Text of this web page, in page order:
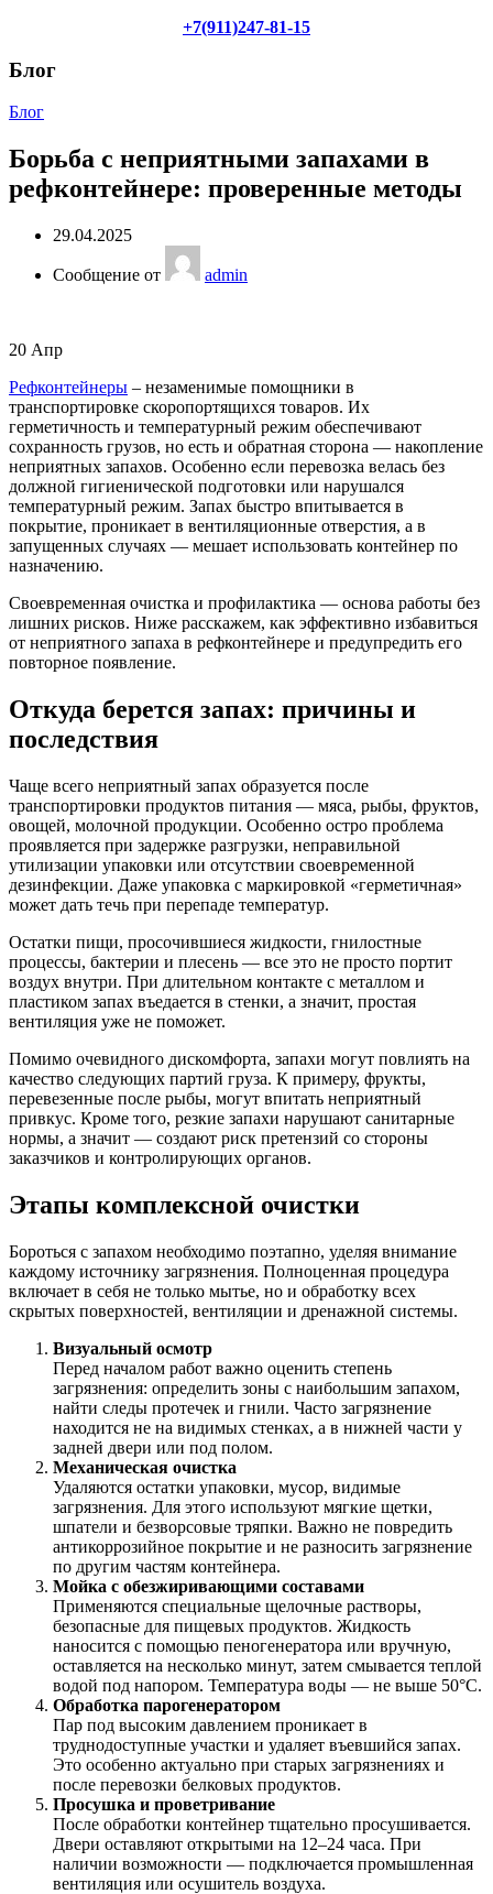
+7(911)247-81-15
Блог
Блог
Борьба с неприятными запахами в
рефконтейнере: проверенные методы
29.04.2025
Сообщение от admin
20 Апр
Рефконтейнеры – незаменимые помощники в
транспортировке скоропортящихся товаров. Их
герметичность и температурный режим обеспечивают
сохранность грузов, но есть и обратная сторона — накопление
неприятных запахов. Особенно если перевозка велась без
должной гигиенической подготовки или нарушался
температурный режим. Запах быстро впитывается в
покрытие, проникает в вентиляционные отверстия, а в
запущенных случаях — мешает использовать контейнер по
назначению.
Своевременная очистка и профилактика — основа работы без
лишних рисков. Ниже расскажем, как эффективно избавиться
от неприятного запаха в рефконтейнере и предупредить его
повторное появление.
Откуда берется запах: причины и
последствия
Чаще всего неприятный запах образуется после
транспортировки продуктов питания — мяса, рыбы, фруктов,
овощей, молочной продукции. Особенно остро проблема
проявляется при задержке разгрузки, неправильной
утилизации упаковки или отсутствии своевременной
дезинфекции. Даже упаковка с маркировкой «герметичная»
может дать течь при перепаде температур.
Остатки пищи, просочившиеся жидкости, гнилостные
процессы, бактерии и плесень — все это не просто портит
воздух внутри. При длительном контакте с металлом и
пластиком запах въедается в стенки, а значит, простая
вентиляция уже не поможет.
Помимо очевидного дискомфорта, запахи могут повлиять на
качество следующих партий груза. К примеру, фрукты,
перевезенные после рыбы, могут впитать неприятный
привкус. Кроме того, резкие запахи нарушают санитарные
нормы, а значит — создают риск претензий со стороны
заказчиков и контролирующих органов.
Этапы комплексной очистки
Бороться с запахом необходимо поэтапно, уделяя внимание
каждому источнику загрязнения. Полноценная процедура
включает в себя не только мытье, но и обработку всех
скрытых поверхностей, вентиляции и дренажной системы.
Визуальный осмотр
Перед началом работ важно оценить степень
загрязнения: определить зоны с наибольшим запахом,
найти следы протечек и гнили. Часто загрязнение
находится не на видимых стенках, а в нижней части у
задней двери или под полом.
Механическая очистка
Удаляются остатки упаковки, мусор, видимые
загрязнения. Для этого используют мягкие щетки,
шпатели и безворсовые тряпки. Важно не повредить
антикоррозийное покрытие и не разносить загрязнение
по другим частям контейнера.
Мойка с обезжиривающими составами
Применяются специальные щелочные растворы,
безопасные для пищевых продуктов. Жидкость
наносится с помощью пеногенератора или вручную,
оставляется на несколько минут, затем смывается теплой
водой под напором. Температура воды — не выше 50°C.
Обработка парогенератором
Пар под высоким давлением проникает в
труднодоступные участки и удаляет въевшийся запах.
Это особенно актуально при старых загрязнениях и
после перевозки белковых продуктов.
Просушка и проветривание
После обработки контейнер тщательно просушивается.
Двери оставляют открытыми на 12–24 часа. При
наличии возможности — подключается промышленная
вентиляция или осушитель воздуха.